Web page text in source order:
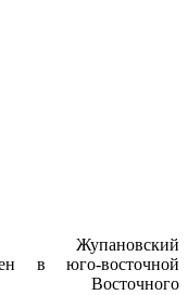
Жупановский
в юго-восточной
Восточного